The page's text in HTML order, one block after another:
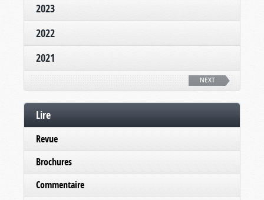
2023
2022
2021
NEXT
Lire
Revue
Brochures
Commentaire